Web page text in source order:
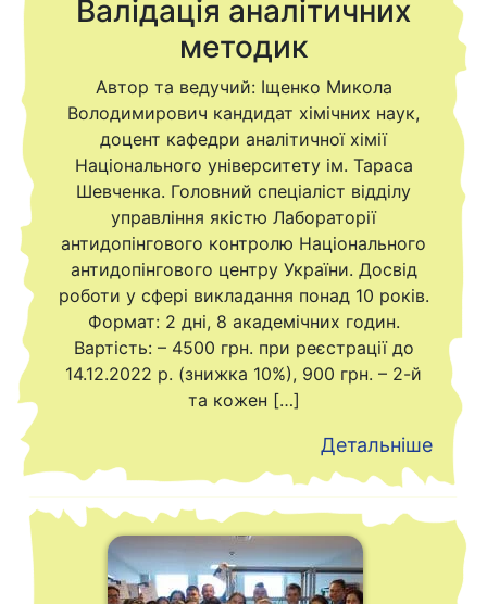
Валідація аналітичних
методик
Автор та ведучий: Іщенко Микола
Володимирович кандидат хімічних наук,
доцент кафедри аналітичної хімії
Національного університету ім. Тараса
Шевченка. Головний спеціаліст відділу
управління якістю Лабораторії
антидопінгового контролю Національного
антидопінгового центру України. Досвід
роботи у сфері викладання понад 10 років.
Формат: 2 дні, 8 академічних годин.
Вартість: – 4500 грн. при реєстрації до
14.12.2022 р. (знижка 10%), 900 грн. – 2-й
та кожен […]
Детальніше